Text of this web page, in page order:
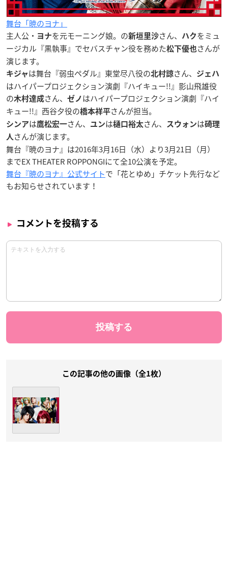
舞台「暁のヨナ」
主人公・ ヨナを元モーニング娘。の新垣里沙さん、 ハク をミュ
ージカル『黒執事』でセバスチャン役を務めた松下優也 さんが
演じます。
キジャは舞台『弱虫ペダル』東堂尽八役の北村諒さん、 ジェハ
はハイパープロジェクション演劇『ハイキュー!!』影山飛雄役
の木村達成さん、 ゼノ はハイパープロジェクション演劇『ハイ
キュー!!』西谷夕役の橋本祥平さんが担当。
シンアは鷹松宏一さん、 ユンは樋口裕太さん、 スウォンは碕理
人 さんが演じます。
舞台『暁のヨナ』は2016年3月16日（水）より3月21日（月）
までEX THEATER ROPPONGIにて全10公演を予定。
舞台『暁のヨナ』公式サイトで「花とゆめ」チケット先行など
もお知らせされています！
コメントを投稿する
この記事の他の画像（全1枚）